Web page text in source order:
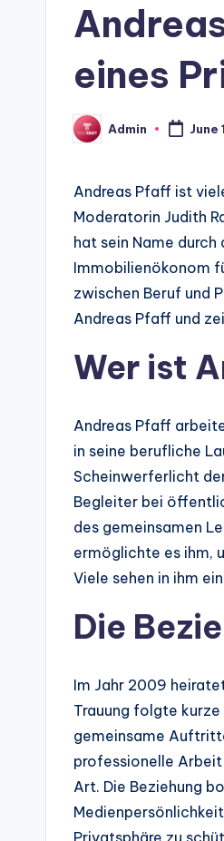
eines
Posted
by
Admin June
Andreas Pfaff ist
Moderatorin Judith
hat sein Name
Immobilienökonom
zwischen Beruf und
Andreas Pfaff und
Wer ist
Andreas Pfaff
in seine berufliche
Scheinwerferlicht
Begleiter bei
des gemeinsamen
ermöglichte es ihm,
Viele sehen in ihm
Die
Im Jahr 2009
Trauung folgte
gemeinsame
professionelle
Art. Die Beziehung